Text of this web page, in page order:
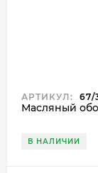
АРТИКУЛ: 67/
Масляный
В НАЛИЧИИ